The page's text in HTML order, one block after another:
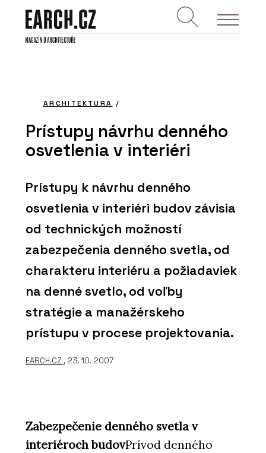
ARCHITEKTURA /
Prístupy návrhu denného
osvetlenia v interiéri
Prístupy k návrhu denného
osvetlenia v interiéri budov závisia
od technických možností
zabezpečenia denného svetla, od
charakteru interiéru a požiadaviek
na denné svetlo, od voľby
stratégie a manažérskeho
prístupu v procese projektovania.
EARCH.CZ , 23. 10. 2007
Zabezpečenie denného svetla v
interiéroch budovPrívod denného